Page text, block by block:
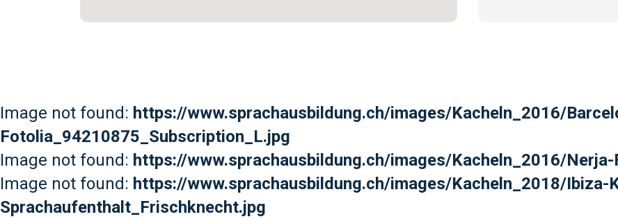
Image not found: https://www.sprachausbildung.ch/images/Kacheln_2016/
Fotolia_94210875_Subscription_L.jpg
Image not found: https://www.sprachausbildung.ch/images/Kacheln_2016/
Image not found: https://www.sprachausbildung.ch/images/Kacheln_2018/Ibiza-
Sprachaufenthalt_Frischknecht.jpg